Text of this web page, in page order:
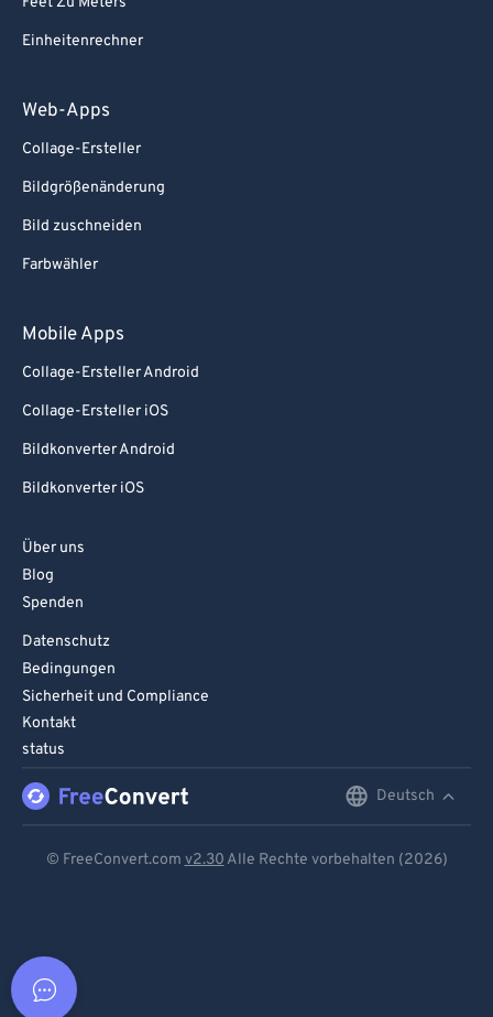
Einheitenrechner
Web-Apps
Collage-Ersteller
Bildgrößenänderung
Bild zuschneiden
Farbwähler
Mobile Apps
Collage-Ersteller Android
Collage-Ersteller iOS
Bildkonverter Android
Bildkonverter iOS
Über uns
Blog
Spenden
Datenschutz
Bedingungen
Sicherheit und Compliance
Kontakt
status
Deutsch
© FreeConvert.com v2.30 Alle Rechte vorbehalten (2026)